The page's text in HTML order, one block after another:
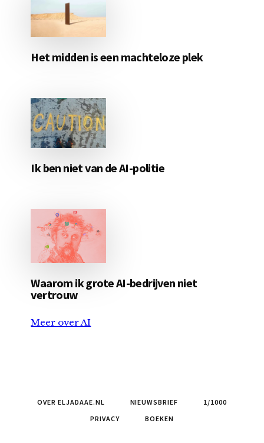
Het midden is een machteloze plek
Ik ben niet van de AI-politie
Waarom ik grote AI-bedrijven niet
vertrouw
Meer over AI
OVER ELJADAAE.NL NIEUWSBRIEF
1/1000
PRIVACY
BOEKEN